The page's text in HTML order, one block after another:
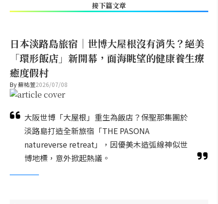
接下篇文章
日本淡路島旅宿｜世博大屋根沒有消失？絕美
「環形飯店」新開幕，面海眺望的健康養生療
癒度假村
By蘇祐萱2026/07/08
大阪世博「大屋根」重生為飯店？保聖那集團於
淡路島打造全新旅宿「THE PASONA
natureverse retreat」，因優美木造弧線神似世
博地標，意外掀起熱議。